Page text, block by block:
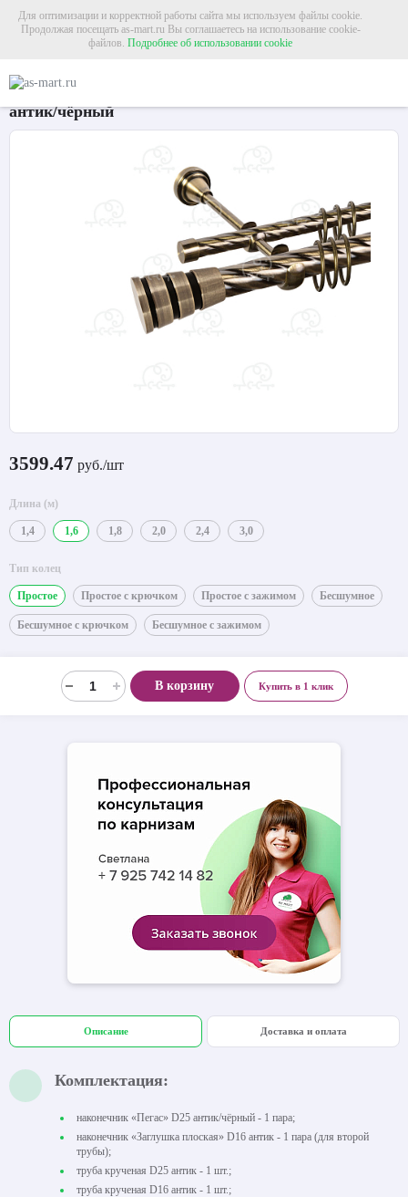
Для оптимизации и корректной работы сайта мы используем файлы cookie.
Продолжая посещать as-mart.ru Вы соглашаетесь на использование cookie-
файлов. Подробнее об использовании cookie
Карниз для штор двухрядный «Пегас» Ø25К/16К
антик/чёрный
3599.47 руб./шт
Длина (м)
1,4 1,6 1,8 2,0 2,4 3,0
Тип колец
Простое Простое с крючком Простое с зажимом Бесшумное
Бесшумное с крючком Бесшумное с зажимом
В корзину Купить в 1 клик
Описание Доставка и оплата
Комплектация:
наконечник «Пегас» D25 антик/чёрный - 1 пара;
наконечник «Заглушка плоская» D16 антик - 1 пара (для второй
трубы);
труба крученая D25 антик - 1 шт.;
труба крученая D16 антик - 1 шт.;